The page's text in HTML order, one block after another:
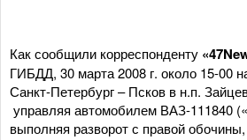
Как сообщили корреспонденту
ГИБДД, 30 марта 2008 г. около 15-00
Санкт-Петербург – Псков в н.п.
управляя автомобилем ВАЗ-111840
выполняя разворот с правой